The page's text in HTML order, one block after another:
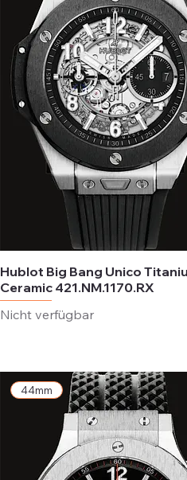
Hublot Big Bang Unico
Ceramic 421.NM.1170.RX
Nicht verfügbar
44mm